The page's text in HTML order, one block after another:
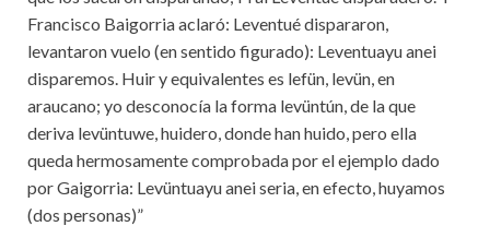
Francisco Baigorria aclaró: Leventué dispararon,
levantaron vuelo (en sentido figurado): Leventuayu anei
disparemos. Huir y equivalentes es lefün, levün, en
araucano; yo desconocía la forma levüntún, de la que
deriva levüntuwe, huidero, donde han huido, pero ella
queda hermosamente comprobada por el ejemplo dado
por Gaigorria: Levüntuayu anei seria, en efecto, huyamos
(dos personas)”